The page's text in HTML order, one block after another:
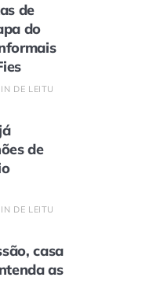
de
do
DE LEITURA
de
DE LEITURA
casa
as